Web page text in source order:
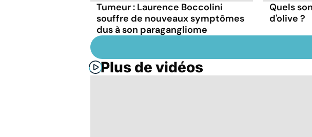
Tumeur : Laurence Boccolini
souffre de nouveaux symptômes
dus à son paragangliome
Quels
d'olive ?
Plus de vidéos